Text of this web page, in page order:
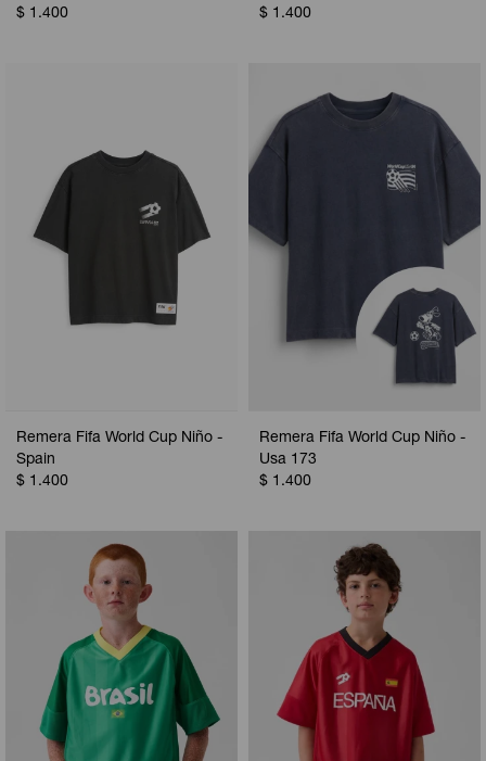
$ 1.400
$ 1.400
Remera Fifa World Cup Niño -
Spain
$ 1.400
Remera Fifa World Cup Niño -
Usa 173
$ 1.400